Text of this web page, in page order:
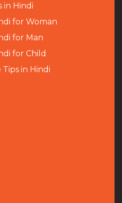
in Hindi
for Woman
for Man
for Child
in Hindi